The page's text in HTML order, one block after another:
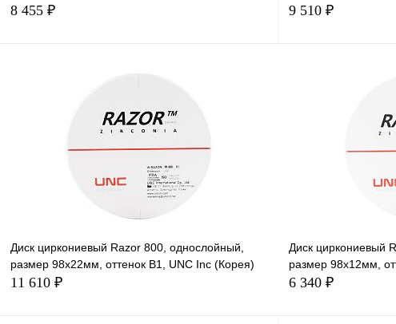
8 455 ₽ 9 510 ₽
Диск циркониевый Razor 800, однослойный,
размер 98х22мм, оттенок B1, UNC Inc (Корея)
11 610 ₽
Диск циркониевый
размер 98х12мм,
6 340 ₽